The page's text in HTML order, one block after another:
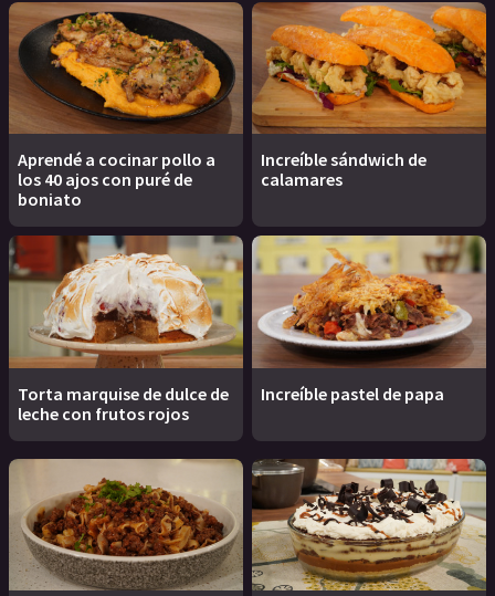
Aprendé a cocinar pollo a
los 40 ajos con puré de
boniato
Increíble sándwich de
calamares
Torta marquise de dulce de
leche con frutos rojos
Increíble pastel de papa